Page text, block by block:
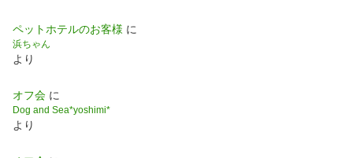
ペットホテルのお客様 に
浜ちゃん
より
オフ会 に
Dog and Sea*yoshimi*
より